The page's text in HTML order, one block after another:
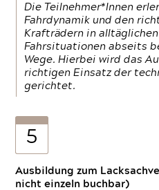
Die Teilnehmer*Innen
Fahrdynamik und den
Krafträdern in
Fahrsituationen abseits
Wege. Hierbei wird das
richtigen Einsatz der
gerichtet.
5
Ausbildung zum
nicht einzeln buchbar)